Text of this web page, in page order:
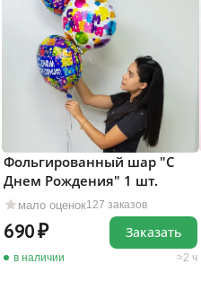
мало оценок127 заказов
Фольгированный шар "С
Днем Рождения" 1 шт.
690
в наличии 2 ч
Заказать